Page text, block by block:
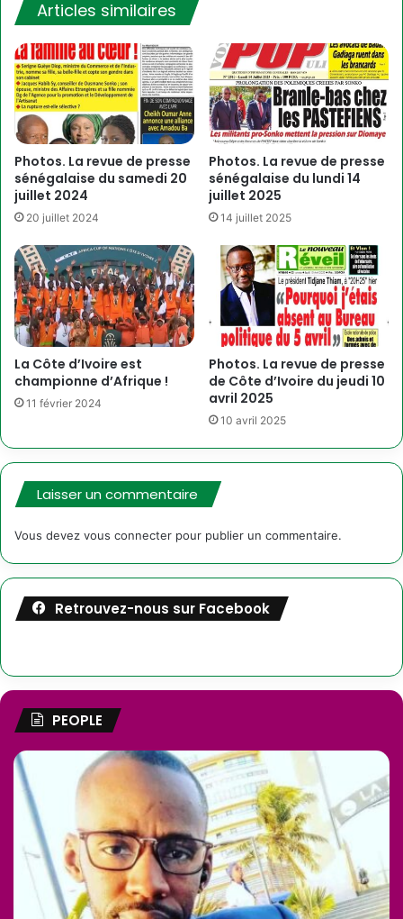
Articles similaires
Photos. La revue de presse
sénégalaise du samedi 20
juillet 2024
20 juillet 2024
Photos. La revue de presse
sénégalaise du lundi 14
juillet 2025
14 juillet 2025
La Côte d’Ivoire est
championne d’Afrique !
11 février 2024
Photos. La revue de presse
de Côte d’Ivoire du jeudi 10
avril 2025
10 avril 2025
Laisser un commentaire
Vous devez vous connecter pour publier un commentaire.
Retrouvez-nous sur Facebook
PEOPLE